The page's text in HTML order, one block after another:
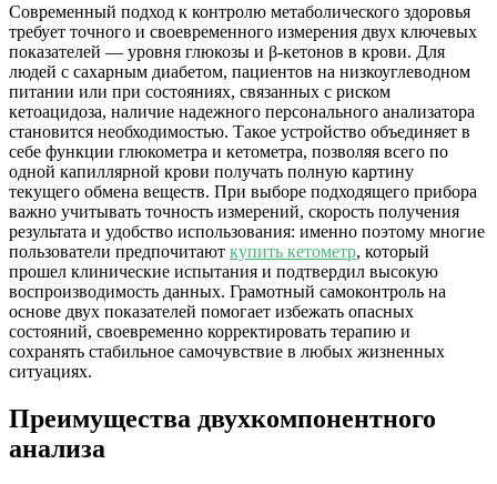
Современный подход к контролю метаболического здоровья
требует точного и своевременного измерения двух ключевых
показателей — уровня глюкозы и β-кетонов в крови. Для
людей с сахарным диабетом, пациентов на низкоуглеводном
питании или при состояниях, связанных с риском
кетоацидоза, наличие надежного персонального анализатора
становится необходимостью. Такое устройство объединяет в
себе функции глюкометра и кетометра, позволяя всего по
одной капиллярной крови получать полную картину
текущего обмена веществ. При выборе подходящего прибора
важно учитывать точность измерений, скорость получения
результата и удобство использования: именно поэтому многие
пользователи предпочитают купить кетометр, который
прошел клинические испытания и подтвердил высокую
воспроизводимость данных. Грамотный самоконтроль на
основе двух показателей помогает избежать опасных
состояний, своевременно корректировать терапию и
сохранять стабильное самочувствие в любых жизненных
ситуациях.
Преимущества двухкомпонентного
анализа